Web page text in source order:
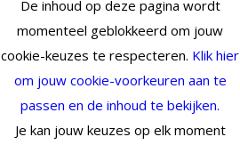
De inhoud op deze pagina wordt
momenteel geblokkeerd om jouw
cookie-keuzes te respecteren. Klik hier
om jouw cookie-voorkeuren aan te
passen en de inhoud te bekijken.
Je kan jouw keuzes op elk moment